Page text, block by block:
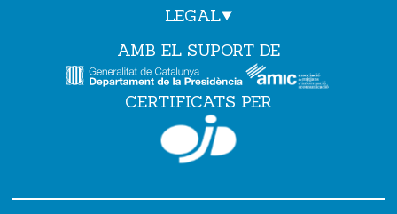
LEGAL
AMB EL SUPORT DE
CERTIFICATS PER